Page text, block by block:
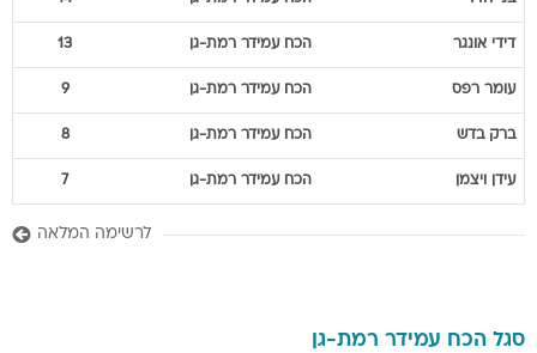
דידי אונגר הכח עמידר רמת-גן 13
עומר רפס הכח עמידר רמת-גן 9
ברק בדש הכח עמידר רמת-גן 8
עידן ויצמן הכח עמידר רמת-גן 7
לרשימה המלאה
סגל הכח עמידר רמת-גן